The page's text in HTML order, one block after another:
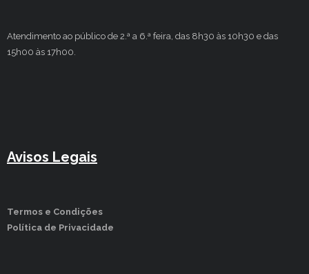
Atendimento ao público de 2.ª a 6.ª feira, das 8h30 às 10h30 e das
15h00 às 17h00.
Avisos Legais
Termos e Condições
Política de Privacidade